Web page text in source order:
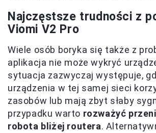
Najczęstsze trudności z
Viomi V2 Pro
Wiele osób boryka się także z
aplikacja nie może wykryć
sytuacja zazwyczaj występuje,
urządzenia w tej samej sieci
zasobów lub mają zbyt słaby
przypadku warto rozważyć
robota bliżej routera.